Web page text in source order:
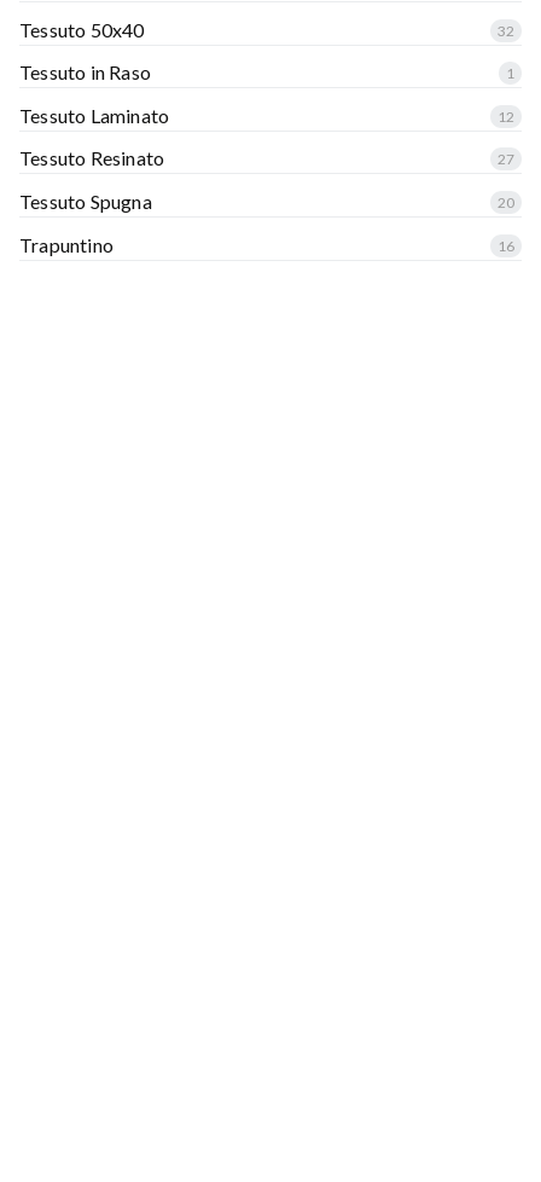
Tessuto 50x40 32
Tessuto in Raso 1
Tessuto Laminato 12
Tessuto Resinato 27
Tessuto Spugna 20
Trapuntino 16